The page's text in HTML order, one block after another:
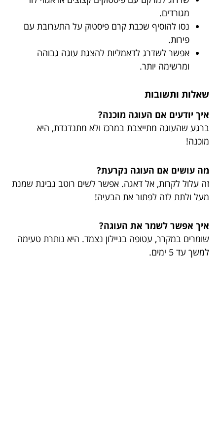
מגורדים.
נסו להוסיף שכבת קרם פיסטוק על התערובת עם
פירות.
אפשר לשדרג לדאמליות להצגת עוגה גבוהה
ומרשימה יותר.
שאלות ותשובות
איך יודעים אם העוגה מוכנה?
ברגע שהעוגה מתייצבת במרכז ולא מתנדנדת, היא
מוכנה!
מה עושים אם העוגה נקרעת?
זה עלול לקרות, אל דאגה. אפשר לשים רוטב גבינת שמנת
מעל ולתת לזה לפתור את הבעיה!
איך אפשר לשמר את העוגה?
שומרים במקרר, עטופה בניילון נצמד. היא נותרת טעימה
למשך עד 5 ימים.